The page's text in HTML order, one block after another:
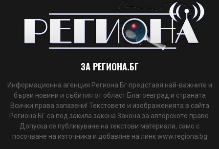
ЗА РЕГИОНА.БГ
Информационна агенция Региона Бг представя най-важните и
бързи новини и събития от област Благоевград и страната
Всички права запазени! Текстовете и изображенията в сайта
Региона БГ са под закила закона Закона за авторското право.
Допуска се публикуване на текстови материали, само с
посочване на източника и добавяне на линк www.regiona.bg